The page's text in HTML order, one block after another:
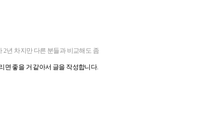
2년 차지만 다른 분들과 비교해도 좀
면 좋을 거 같아서 글을 작성합니다.